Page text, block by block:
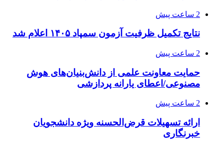
2 ساعت پیش
نتایج تکمیل ظرفیت آزمون سمپاد ۱۴۰۵ اعلام شد
2 ساعت پیش
حمایت معاونت علمی از دانش‌بنیان‌های هوش
مصنوعی/اعطای یارانه پردازشی
2 ساعت پیش
ارائه تسهیلات قرض‌الحسنه ویژه دانشجویان
خبرنگاری